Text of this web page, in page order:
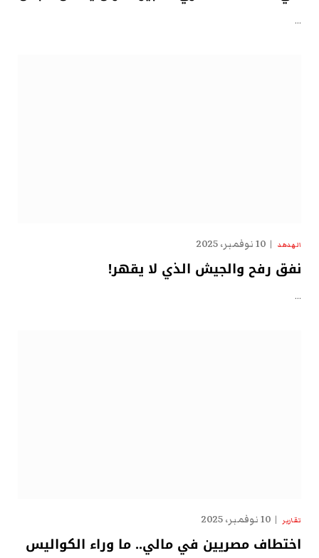
…
الهدهد 10 نوفمبر، 2025
نفق رفح والجيش الذي لا يقهر!
…
تقارير 10 نوفمبر، 2025
اختطاف مصريين في مالي.. ما وراء الكواليس